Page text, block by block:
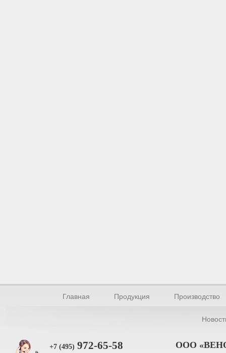
Главная Продукция Производство
+7 (495) 972-65-58 ООО